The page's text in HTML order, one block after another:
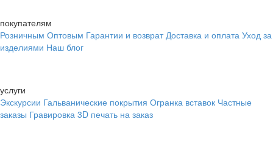
покупателям
Розничным Оптовым Гарантии и возврат Доставка и оплата Уход за
изделиями Наш блог
услуги
Экскурсии Гальванические покрытия Огранка вставок Частные
заказы Гравировка 3D печать на заказ